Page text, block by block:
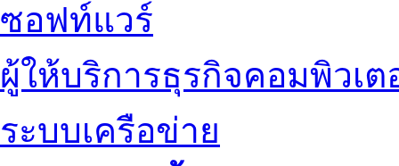
ซอฟท์แวร์
ผู้ให้บริการธุรกิจคอมพิวเต
ระบบเครือข่าย